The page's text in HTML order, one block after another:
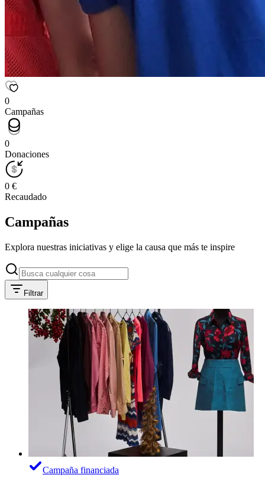
0
Campañas
0
Donaciones
0 €
Recaudado
Campañas
Explora nuestras iniciativas y elige la causa que más te inspire
Filtrar
Campaña financiada